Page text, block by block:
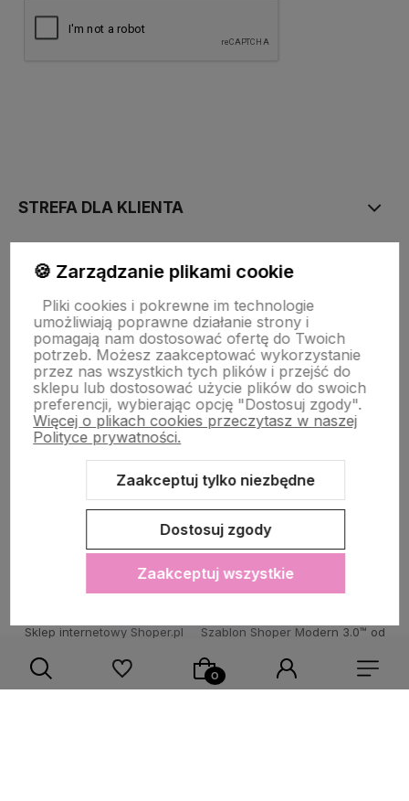
STREFA DLA KLIENTA
PŁATNOŚĆ I DOSTAWA
STRONY INFORMACYJNE
POMOC DLA KLIENTA
Sklep internetowy Shoper.pl Szablon Shoper Modern 3.0™ od
🍪 Zarządzanie plikami cookie
Pliki cookies i pokrewne im technologie
umożliwiają poprawne działanie strony i
pomagają nam dostosować ofertę do Twoich
potrzeb. Możesz zaakceptować wykorzystanie
przez nas wszystkich tych plików i przejść do
sklepu lub dostosować użycie plików do swoich
preferencji, wybierając opcję "Dostosuj zgody".
Więcej o plikach cookies przeczytasz w naszej
Polityce prywatności.
Zaakceptuj tylko niezbędne
Dostosuj zgody
Zaakceptuj wszystkie